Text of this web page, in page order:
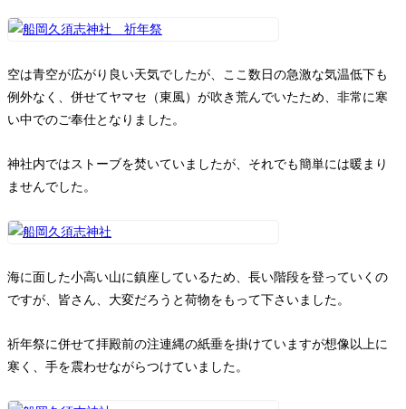
お問い合わせ
空は青空が広がり良い天気でしたが、ここ数日の急激な気温低下も
例外なく、併せてヤマセ（東風）が吹き荒んでいたため、非常に寒
い中でのご奉仕となりました。
神社内ではストーブを焚いていましたが、それでも簡単には暖まり
ませんでした。
海に面した小高い山に鎮座しているため、長い階段を登っていくの
ですが、皆さん、大変だろうと荷物をもって下さいました。
祈年祭に併せて拝殿前の注連縄の紙垂を掛けていますが想像以上に
寒く、手を震わせながらつけていました。